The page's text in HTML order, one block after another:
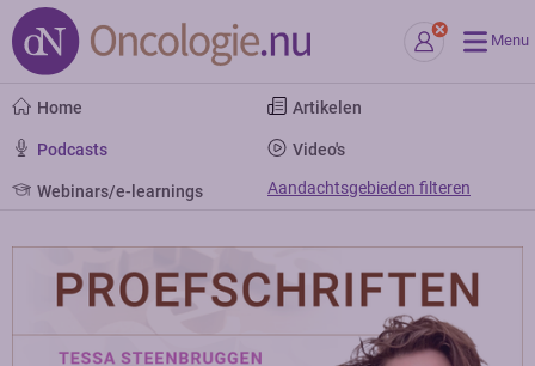
Menu
Home Artikelen
Podcasts Video's
Webinars/e-learnings Aandachtsgebieden filteren